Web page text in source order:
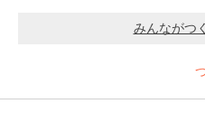
みんながつ